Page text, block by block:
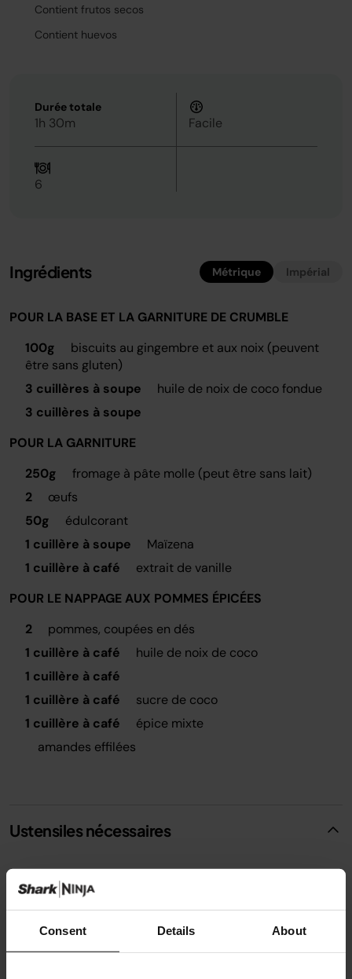
Consent Details About
Contient frutos secos
Contient huevos
Durée totale
1h 30m Facile
6
Ingrédients Métrique Impérial
POUR LA BASE ET LA GARNITURE DE CRUMBLE
100g
biscuits au gingembre et aux noix (peuvent
être sans gluten)
3 cuillères à soupe
huile de noix de coco fondue
3 cuillères à soupe
POUR LA GARNITURE
250g
fromage à pâte molle (peut être sans lait)
2
œufs
50g
édulcorant
1 cuillère à soupe
Maïzena
1 cuillère à café
extrait de vanille
POUR LE NAPPAGE AUX POMMES ÉPICÉES
2
pommes, coupées en dés
1 cuillère à café
huile de noix de coco
1 cuillère à café
1 cuillère à café
sucre de coco
1 cuillère à café
épice mixte
amandes effilées
Ustensiles nécessaires
Casserole Ninja Foodi ZEROSTICK